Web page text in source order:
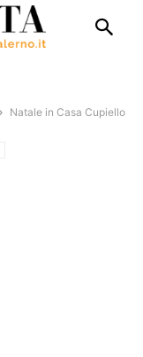
Natale in Casa Cupiello